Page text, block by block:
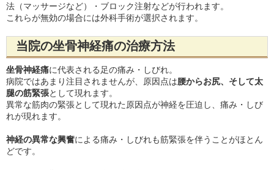
法（マッサージなど）・ブロック注射などが行われます。
これらが無効の場合には外科手術が選択されます。
当院の坐骨神経痛の治療方法
坐骨神経痛に代表される足の痛み・しびれ。
病院ではあまり注目されませんが、原因点は腰からお尻、そして太
腿の筋緊張として現れます。
異常な筋肉の緊張として現れた原因点が神経を圧迫し、痛み・しび
れが現れます。
神経の異常な興奮による痛み・しびれも筋緊張を伴うことがほとん
どです。